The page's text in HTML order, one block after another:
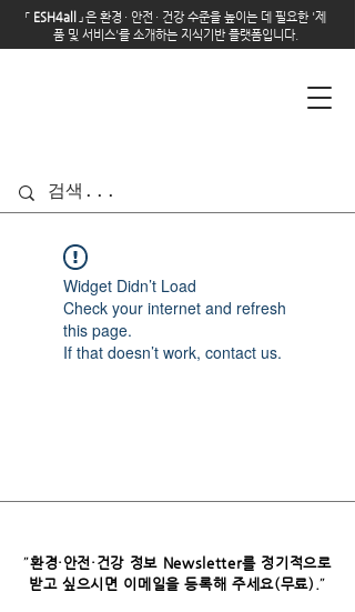
「 ESH4all 」은 환경 · 안전 · 건강 수준을 높이는 데 필요한 '제
품 및 서비스'를 소개하는 지식기반 플랫폼입니다.
Widget Didn’t Load
Check your internet and refresh
this page.
If that doesn’t work, contact us.
"환경·안전·건강 정보 Newsletter를 정기적으로
받고 싶으시면​ 이메일을 등록해 주세요(무료)."